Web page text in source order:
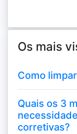
Os mais
Como
Quais os 3
corretivas?